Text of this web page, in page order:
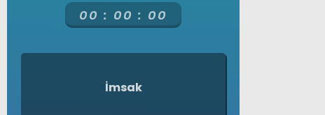
Muğla’dan
00 : 00 : 00
İmsak